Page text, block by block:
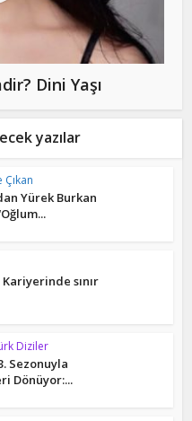
Dini Yaşı
yazılar
Çıkan
Yürek Burkan
sınır
Diziler
Sezonuyla
Dönüyor:...